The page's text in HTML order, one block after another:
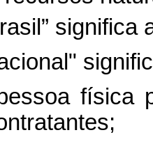
física